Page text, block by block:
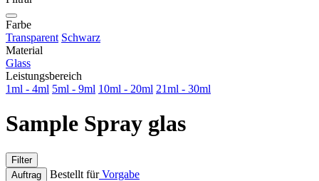
Farbe
Transparent Schwarz
Material
Glass
Leistungsbereich
1ml - 4ml 5ml - 9ml 10ml - 20ml 21ml - 30ml
Sample Spray glas
Filter
Auftrag
Bestellt fürVorgabe